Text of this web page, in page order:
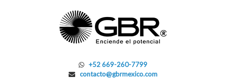
+52 669-260-7799
contacto@gbrmexico.com